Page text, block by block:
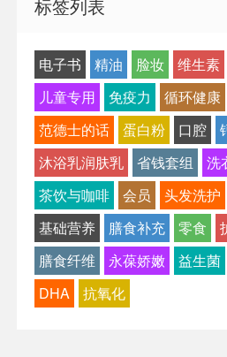
标签列表
电子书 精油 脸妆 维生素
儿童专用
免疫力
循环健康
范德士的话
蛋白粉 口腔
沐浴乳润肤乳
省钱套组
洗
茶饮与咖啡
会员 头发洗护
基础营养
膳食补充 零食
膳食纤维
永葆娇嫩 益生菌
DHA
抗氧化